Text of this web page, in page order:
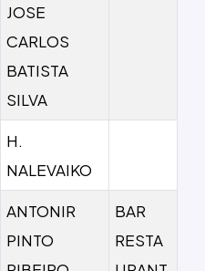
JOSE
CARLOS
BATISTA
SILVA
H.
NALEVAIKO
ANTONIR
PINTO
BAR
RESTA